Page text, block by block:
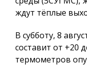
ждут тёплые
В субботу, 8
составит от +20
термометров